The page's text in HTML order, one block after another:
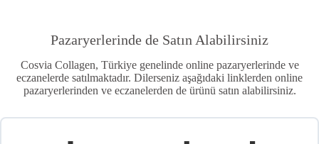
Pazaryerlerinde de Satın Alabilirsiniz
Cosvia Collagen, Türkiye genelinde online pazaryerlerinde ve
eczanelerde satılmaktadır. Dilerseniz aşağıdaki linklerden online
pazaryerlerinden ve eczanelerden de ürünü satın alabilirsiniz.